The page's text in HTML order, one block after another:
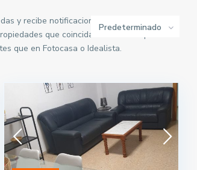
Predeterminado
y recibe notificaciones. Te eviaremos un
que coincidan con tu búsqueda.
que en Fotocasa o Idealista.